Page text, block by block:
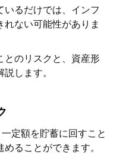
いるだけでは、インフ
ない可能性がありま
とのリスクと、資産形
します。
定額を貯蓄に回すこと
ることができます。